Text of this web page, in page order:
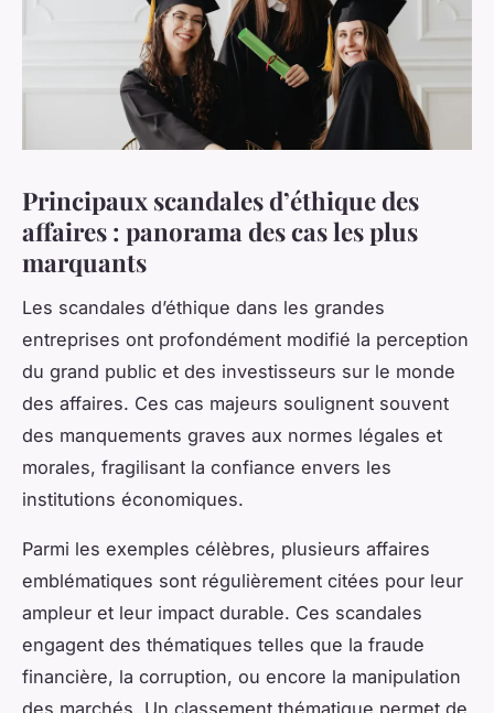
Principaux scandales d’éthique des
affaires : panorama des cas les plus
marquants
Les scandales d’éthique dans les grandes
entreprises ont profondément modifié la perception
du grand public et des investisseurs sur le monde
des affaires. Ces cas majeurs soulignent souvent
des manquements graves aux normes légales et
morales, fragilisant la confiance envers les
institutions économiques.
Parmi les exemples célèbres, plusieurs affaires
emblématiques sont régulièrement citées pour leur
ampleur et leur impact durable. Ces scandales
engagent des thématiques telles que la fraude
financière, la corruption, ou encore la manipulation
des marchés. Un classement thématique permet de